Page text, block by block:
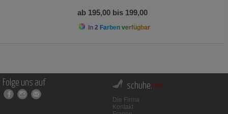
ab 195,00 bis 199,00
In 2 Farben verfügbar
Folge uns auf schuhe.net
Die Firma
Kontakt